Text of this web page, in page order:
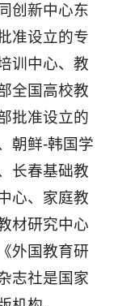
创新中心东
准设立的专
训中心、教
全国高校教
批准设立的
朝鲜-韩国学
长春基础教
心、家庭教
材研究中心
外国教育研
志社是国家